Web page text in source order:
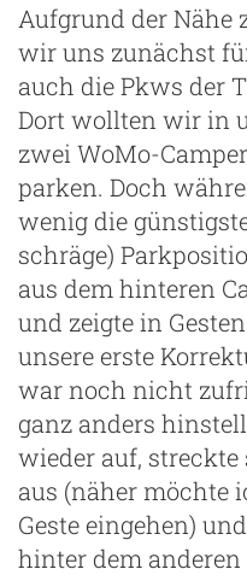
Aufgrund der Nähe
wir uns zunächst
auch die Pkws der
Dort wollten wir in
zwei WoMo-
parken. Doch
wenig die
schräge)
aus dem hinteren
und zeigte in
unsere erste
war noch nicht
ganz anders
wieder auf,
aus (näher möchte
Geste eingehen)
hinter dem anderen